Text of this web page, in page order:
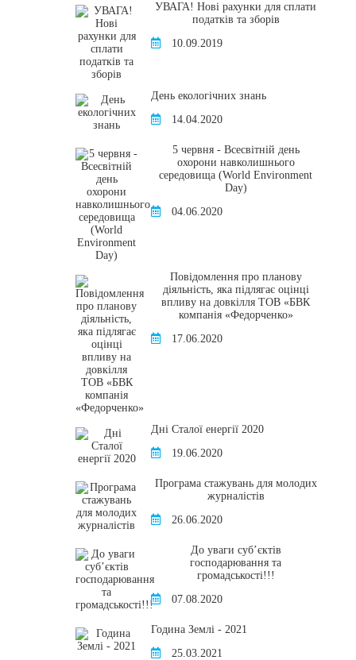
УВАГА! Нові рахунки для сплати
податків та зборів
10.09.2019
День екологічних знань
14.04.2020
5 червня - Всесвітній день
охорони навколишнього
середовища (World Environment
Day)
04.06.2020
Повідомлення про планову
діяльність, яка підлягає оцінці
впливу на довкілля ТОВ «БВК
компанія «Федорченко»
17.06.2020
Дні Сталої енергії 2020
19.06.2020
Програма стажувань для молодих
журналістів
26.06.2020
До уваги суб’єктів
господарювання та
громадськості!!!
07.08.2020
Година Землі - 2021
25.03.2021